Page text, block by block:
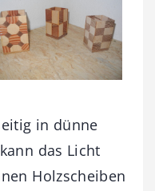
in dünne
das Licht
Holzscheiben